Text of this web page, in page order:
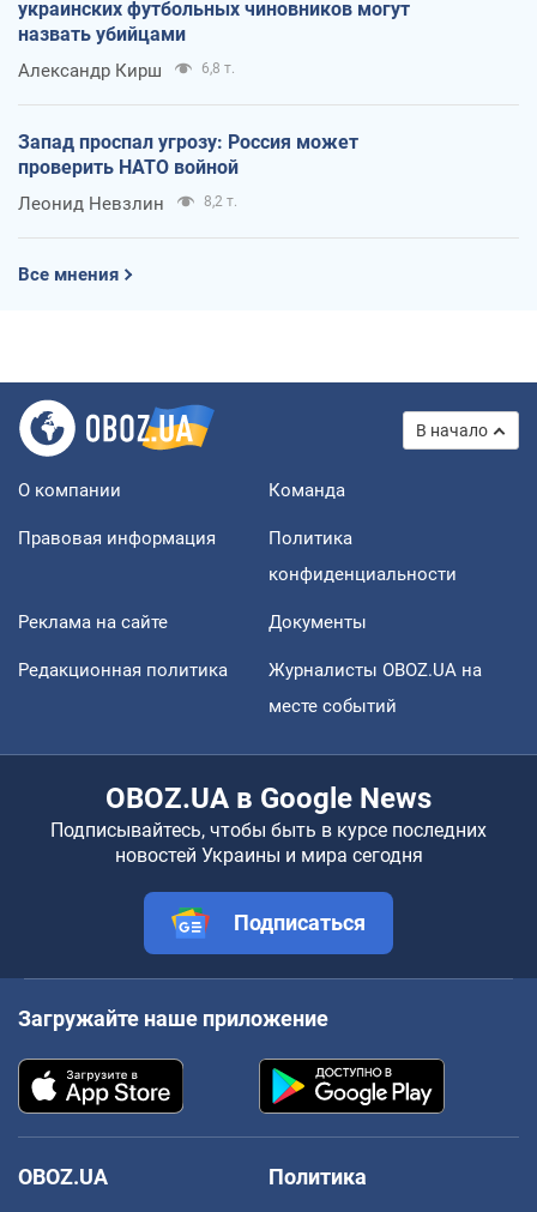
украинских футбольных чиновников могут
назвать убийцами
Александр Кирш 6,8 т.
Запад проспал угрозу: Россия может
проверить НАТО войной
Леонид Невзлин 8,2 т.
Все мнения
В начало
О компании Команда
Правовая информация
Политика
конфиденциальности
Реклама на сайте Документы
Редакционная политика
Журналисты OBOZ.UA на
месте событий
OBOZ.UA в Google News
Подписывайтесь, чтобы быть в курсе последних
новостей Украины и мира сегодня
Подписаться
Загружайте наше приложение
OBOZ.UA
Политика